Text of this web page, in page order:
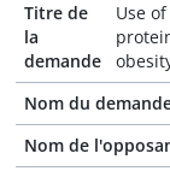
Titre de
la
demande
Use
Nom du
Nom de